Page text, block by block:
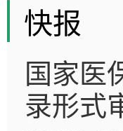
快报
国家医
录形式